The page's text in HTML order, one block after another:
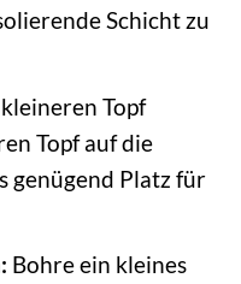
Schicht zu
Topf
Topf auf die
genügend Platz für
Bohre ein kleines